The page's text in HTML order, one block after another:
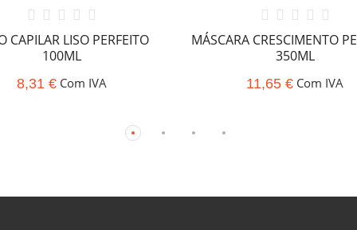
CAPILAR LISO PERFEITO
100ML
8,31 € Com IVA
MÁSCARA CRESCIMENTO
350ML
11,65 € Com IVA